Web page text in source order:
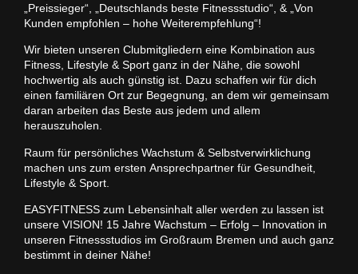
„Preissieger“, „Deutschlands beste Fitnessstudio“, & „Von
Kunden empfohlen – hohe Weiterempfehlung“!
Wir bieten unseren Clubmitgliedern eine Kombination aus
Fitness, Lifestyle & Sport ganz in der Nähe, die sowohl
hochwertig als auch günstig ist. Dazu schaffen wir für dich
einen familiären Ort zur Begegnung, an dem wir gemeinsam
daran arbeiten das Beste aus jedem und allem
herauszuholen.
Raum für persönliches Wachstum & Selbstverwirklichung
machen uns zum ersten Ansprechpartner für Gesundheit,
Lifestyle & Sport.
EASYFITNESS zum Lebensinhalt aller werden zu lassen ist
unsere VISION! 15 Jahre Wachstum – Erfolg – Innovation in
unseren Fitnessstudios im Großraum Bremen und auch ganz
bestimmt in deiner Nähe!